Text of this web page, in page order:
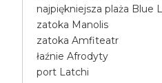
najpiękniejsza plaża Blue
zatoka Manolis
zatoka Amfiteatr
łaźnie Afrodyty
port Latchi